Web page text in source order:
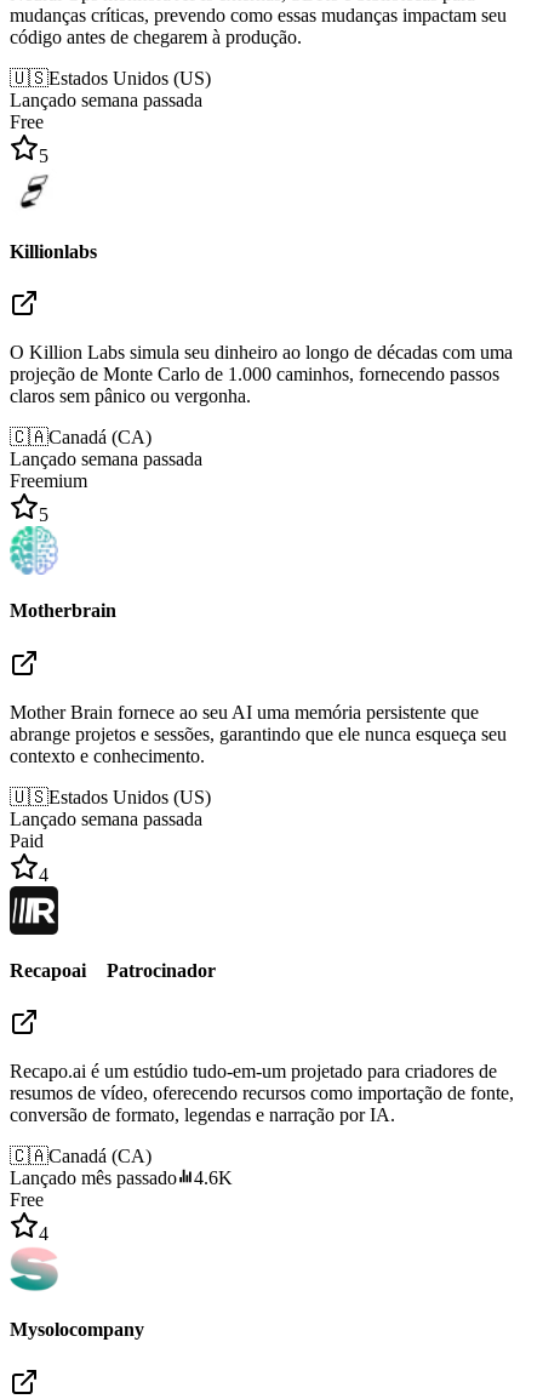
mudanças críticas, prevendo como essas mudanças impactam seu
código antes de chegarem à produção.
🇺🇸Estados Unidos (US)
Lançado semana passada
Free
5
Killionlabs
O Killion Labs simula seu dinheiro ao longo de décadas com uma
projeção de Monte Carlo de 1.000 caminhos, fornecendo passos
claros sem pânico ou vergonha.
🇨🇦Canadá (CA)
Lançado semana passada
Freemium
5
Motherbrain
Mother Brain fornece ao seu AI uma memória persistente que
abrange projetos e sessões, garantindo que ele nunca esqueça seu
contexto e conhecimento.
🇺🇸Estados Unidos (US)
Lançado semana passada
Paid
4
Recapoai Patrocinador
Recapo.ai é um estúdio tudo-em-um projetado para criadores de
resumos de vídeo, oferecendo recursos como importação de fonte,
conversão de formato, legendas e narração por IA.
🇨🇦Canadá (CA)
Lançado mês passado
4.6K
Free
4
Mysolocompany